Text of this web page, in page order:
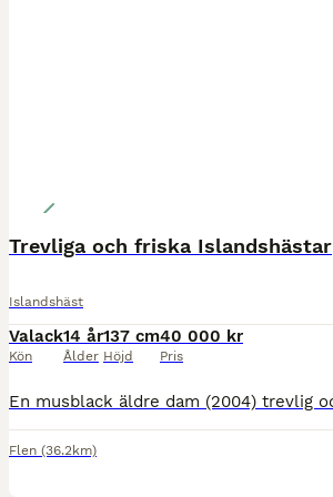
Trevliga och friska Islandshästar
Islandshäst
Valack
Kön
14 år
Ålder
137 cm
Höjd
40 000 kr
Pris
Flen (36.2km)